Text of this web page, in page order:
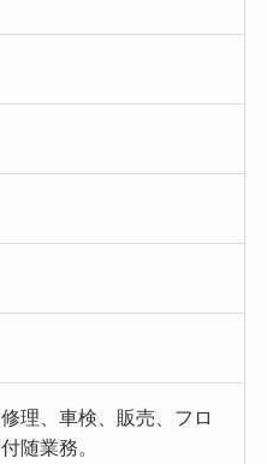
理、車検、販売、フロ
随業務。